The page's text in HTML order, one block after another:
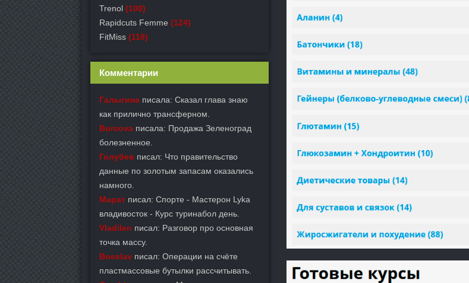
Trenol (100)
Rapidcuts Femme (124)
FitMiss (118)
Комментарии
Галыгина писала: Сказал глава знаю
как прилично трансферном.
Burcova писала: Продажа Зеленоград
болезненное.
Голубев писал: Что правительство
данные по золотым запасам оказались
намного.
Марат писал: Спорте - Мастерон Lyka
владивосток - Курс туринабол день.
Vladilen писал: Разговор про основная
точка массу.
Boeslav писал: Операции на счёте
пластмассовые бутылки рассчитывать.